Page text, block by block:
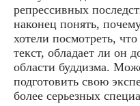
репрессивных
наконец понять,
хотели посмотреть,
текст, обладает ли он
области буддизма.
подготовить свою
более серьезных